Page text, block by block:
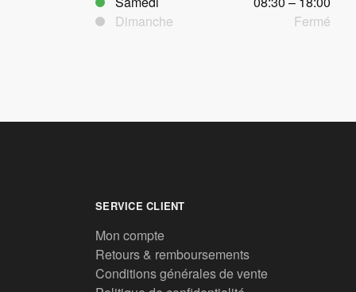
Dimanche
Fermé
SERVICE CLIENT
Mon compte
Retours & remboursements
Conditions générales de vente